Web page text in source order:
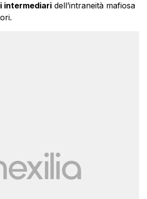
intermediari dell’intraneità mafiosa